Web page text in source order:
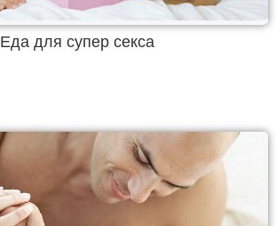
Еда для супер секса